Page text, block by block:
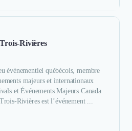
Rivières
événementiel québécois, membre
majeurs et internationaux
et Événements Majeurs Canada
Rivières est l’événement ...